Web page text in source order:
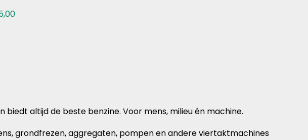
altijd de beste benzine. Voor mens, milieu én machine.
grondfrezen, aggregaten, pompen en andere viertaktmachines